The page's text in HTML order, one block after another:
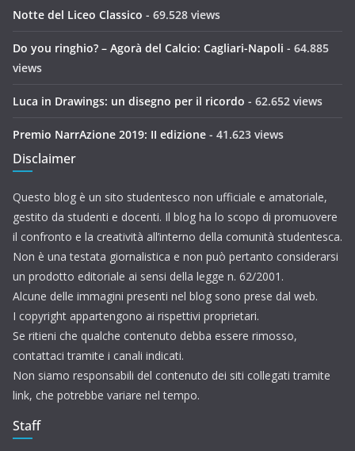
Notte del Liceo Classico - 69.528 views
Do you ringhio? – Agorà del Calcio: Cagliari-Napoli - 64.885
views
Luca in Drawings: un disegno per il ricordo - 62.652 views
Premio NarrAzione 2019: II edizione - 41.623 views
Disclaimer
Questo blog è un sito studentesco non ufficiale e amatoriale,
gestito da studenti e docenti. Il blog ha lo scopo di promuovere
il confronto e la creatività all’interno della comunità studentesca.
Non è una testata giornalistica e non può pertanto considerarsi
un prodotto editoriale ai sensi della legge n. 62/2001.
Alcune delle immagini presenti nel blog sono prese dal web.
I copyright appartengono ai rispettivi proprietari.
Se ritieni che qualche contenuto debba essere rimosso,
contattaci tramite i canali indicati.
Non siamo responsabili del contenuto dei siti collegati tramite
link, che potrebbe variare nel tempo.
Staff